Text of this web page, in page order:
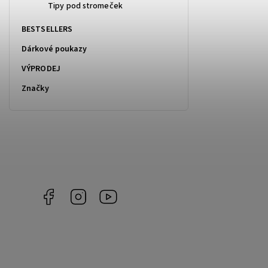
Tipy pod stromeček
BESTSELLERS
Dárkové poukazy
VÝPRODEJ
Značky
Facebook Instagram